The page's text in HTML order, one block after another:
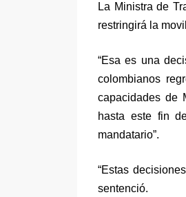
La Ministra de
restringirá la
“Esa es una
colombianos
capacidades de
hasta este fin
mandatario”.
“Estas
sentenció.